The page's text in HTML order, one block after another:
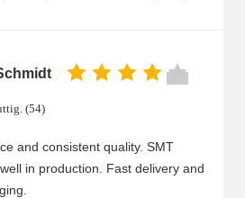
and helpful technical
we have questions or need
and will continue to purchase
(54)
and consistent quality. SMT
in production. Fast delivery and